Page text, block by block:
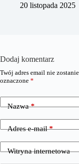
20 listopada 2025
Dodaj komentarz
Twój adres email nie
oznaczone *
Nazwa*
Adres e-mail*
Witryna internetowa